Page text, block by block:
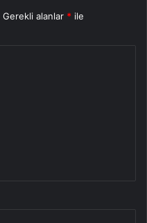
Gerekli alanlar * ile